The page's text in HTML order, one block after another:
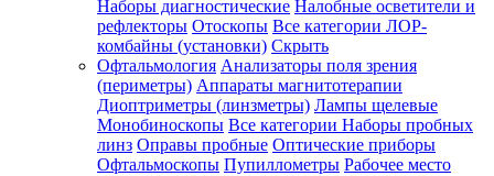
Наборы диагностические Налобные осветители и
рефлекторы Отоскопы Все категории ЛОР-
комбайны (установки) Скрыть
Офтальмология Анализаторы поля зрения
(периметры) Аппараты магнитотерапии
Диоптриметры (линзметры) Лампы щелевые
Монобиноскопы Все категории Наборы пробных
линз Оправы пробные Оптические приборы
Офтальмоскопы Пупиллометры Рабочее место